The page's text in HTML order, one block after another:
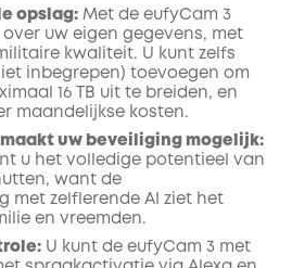
opslag: Met de eufyCam 3
uw eigen gegevens, met
kwaliteit. U kunt zelfs
inbegrepen) toevoegen om
16 TB uit te breiden, en
maandelijkse kosten.
uw beveiliging mogelijk:
u het volledige potentieel van
want de
met zelflerende AI ziet het
en vreemden.
U kunt de eufyCam 3 met